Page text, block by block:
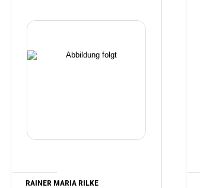
RAINER MARIA RILKE